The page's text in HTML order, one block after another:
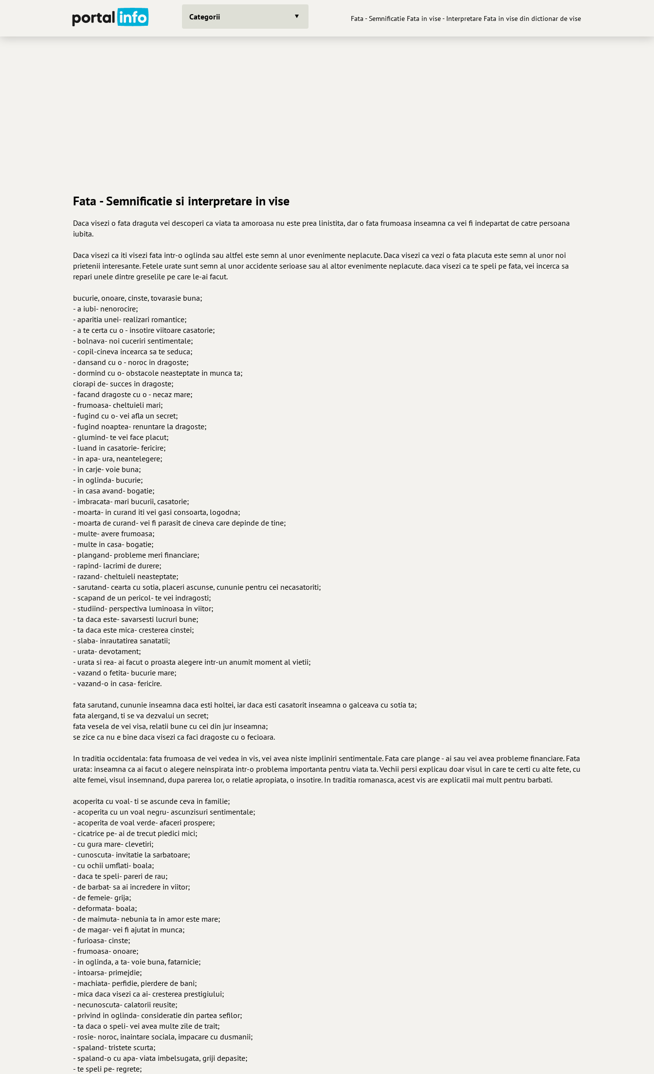
Categorii Fata - Semnificatie Fata in vise - Interpretare Fata in vise din dictionar de vise
Fata - Semnificatie si interpretare in vise
Daca visezi o fata draguta vei descoperi ca viata ta amoroasa nu este prea linistita, dar o fata frumoasa inseamna ca vei fi indepartat de catre persoana
iubita.
Daca visezi ca iti visezi fata intr-o oglinda sau altfel este semn al unor evenimente neplacute. Daca visezi ca vezi o fata placuta este semn al unor noi
prietenii interesante. Fetele urate sunt semn al unor accidente serioase sau al altor evenimente neplacute. daca visezi ca te speli pe fata, vei incerca sa
repari unele dintre greselile pe care le-ai facut.
bucurie, onoare, cinste, tovarasie buna;
- a iubi- nenorocire;
- aparitia unei- realizari romantice;
- a te certa cu o - insotire viitoare casatorie;
- bolnava- noi cuceriri sentimentale;
- copil-cineva incearca sa te seduca;
- dansand cu o - noroc in dragoste;
- dormind cu o- obstacole neasteptate in munca ta;
ciorapi de- succes in dragoste;
- facand dragoste cu o - necaz mare;
- frumoasa- cheltuieli mari;
- fugind cu o- vei afla un secret;
- fugind noaptea- renuntare la dragoste;
- glumind- te vei face placut;
- luand in casatorie- fericire;
- in apa- ura, neantelegere;
- in carje- voie buna;
- in oglinda- bucurie;
- in casa avand- bogatie;
- imbracata- mari bucurii, casatorie;
- moarta- in curand iti vei gasi consoarta, logodna;
- moarta de curand- vei fi parasit de cineva care depinde de tine;
- multe- avere frumoasa;
- multe in casa- bogatie;
- plangand- probleme meri financiare;
- rapind- lacrimi de durere;
- razand- cheltuieli neasteptate;
- sarutand- cearta cu sotia, placeri ascunse, cununie pentru cei necasatoriti;
- scapand de un pericol- te vei indragosti;
- studiind- perspectiva luminoasa in viitor;
- ta daca este- savarsesti lucruri bune;
- ta daca este mica- cresterea cinstei;
- slaba- inrautatirea sanatatii;
- urata- devotament;
- urata si rea- ai facut o proasta alegere intr-un anumit moment al vietii;
- vazand o fetita- bucurie mare;
- vazand-o in casa- fericire.
fata sarutand, cununie inseamna daca esti holtei, iar daca esti casatorit inseamna o galceava cu sotia ta;
fata alergand, ti se va dezvalui un secret;
fata vesela de vei visa, relatii bune cu cei din jur inseamna;
se zice ca nu e bine daca visezi ca faci dragoste cu o fecioara.
In traditia occidentala: fata frumoasa de vei vedea in vis, vei avea niste impliniri sentimentale. Fata care plange - ai sau vei avea probleme financiare. Fata
urata: inseamna ca ai facut o alegere neinspirata intr-o problema importanta pentru viata ta. Vechii persi explicau doar visul in care te certi cu alte fete, cu
alte femei, visul insemnand, dupa parerea lor, o relatie apropiata, o insotire. In traditia romanasca, acest vis are explicatii mai mult pentru barbati.
acoperita cu voal- ti se ascunde ceva in familie;
- acoperita cu un voal negru- ascunzisuri sentimentale;
- acoperita de voal verde- afaceri prospere;
- cicatrice pe- ai de trecut piedici mici;
- cu gura mare- clevetiri;
- cunoscuta- invitatie la sarbatoare;
- cu ochii umflati- boala;
- daca te speli- pareri de rau;
- de barbat- sa ai incredere in viitor;
- de femeie- grija;
- deformata- boala;
- de maimuta- nebunia ta in amor este mare;
- de magar- vei fi ajutat in munca;
- furioasa- cinste;
- frumoasa- onoare;
- in oglinda, a ta- voie buna, fatarnicie;
- intoarsa- primejdie;
- machiata- perfidie, pierdere de bani;
- mica daca visezi ca ai- cresterea prestigiului;
- necunoscuta- calatorii reusite;
- privind in oglinda- consideratie din partea sefilor;
- ta daca o speli- vei avea multe zile de trait;
- rosie- noroc, inaintare sociala, impacare cu dusmanii;
- spaland- tristete scurta;
- spaland-o cu apa- viata imbelsugata, griji depasite;
- te speli pe- regrete;